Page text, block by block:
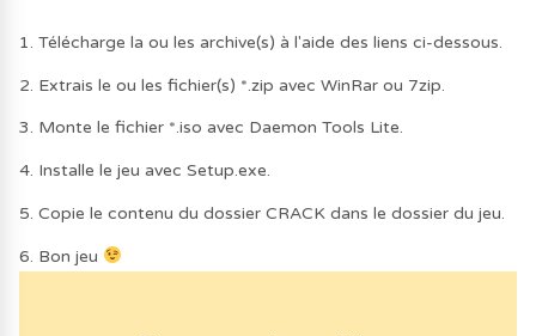
1. Télécharge la ou les archive(s) à l'aide des liens ci-dessous.
2. Extrais le ou les fichier(s) *.zip avec WinRar ou 7zip.
3. Monte le fichier *.iso avec Daemon Tools Lite.
4. Installe le jeu avec Setup.exe.
5. Copie le contenu du dossier CRACK dans le dossier du jeu.
6. Bon jeu